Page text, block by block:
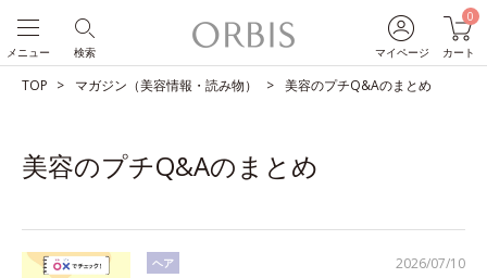
マイページ
0
カート
検索
メニュー
TOP マガジン（美容情報・読み物） 美容のプチQ&Aのまとめ
美容のプチQ&Aのまとめ
2026/07/10
ヘア